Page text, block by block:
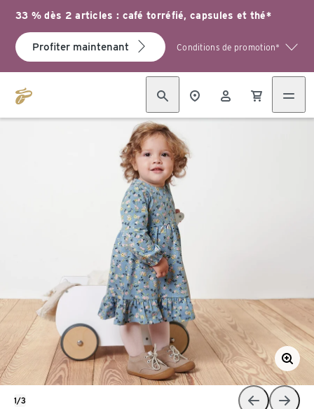
33 % dès 2 articles : café torréfié, capsules et thé*
Profiter maintenant Conditions de promotion*
1/3